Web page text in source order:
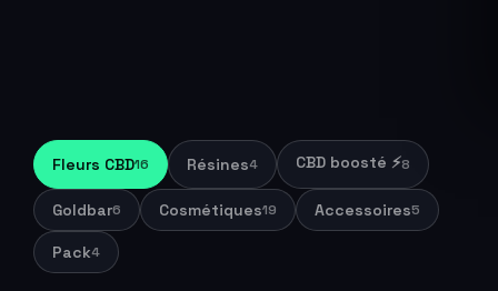
Fleurs CBD16 Résines4 CBD boosté ⚡8
Goldbar6 Cosmétiques19 Accessoires5
Pack4